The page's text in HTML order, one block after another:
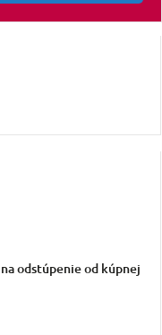
odstúpenie od kúpnej